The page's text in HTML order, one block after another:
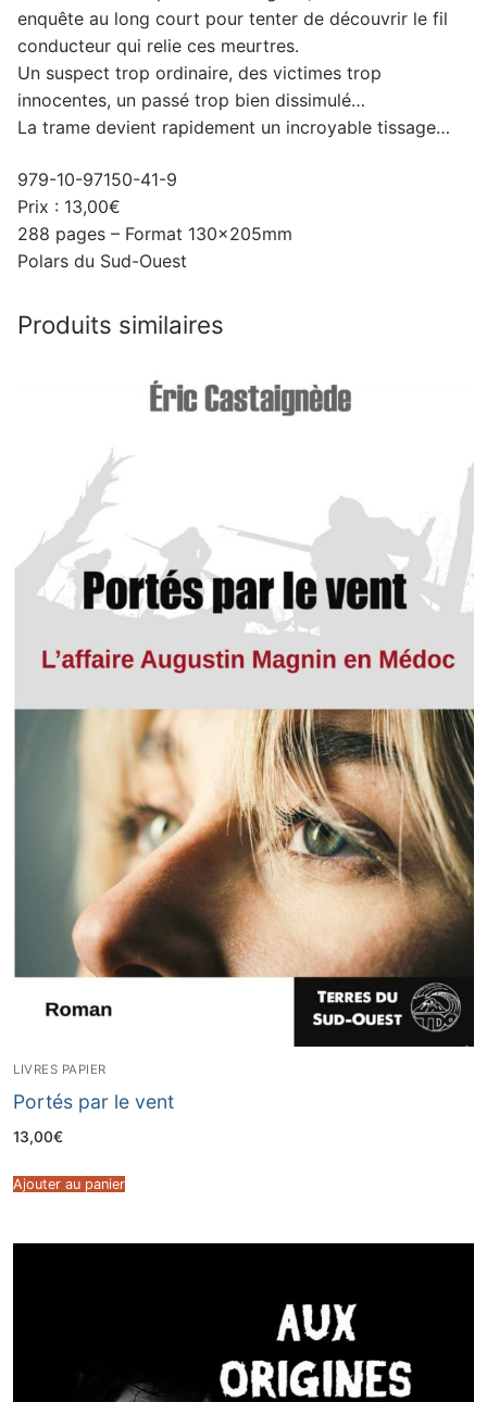
enquête au long court pour tenter de découvrir le fil
conducteur qui relie ces meurtres.
Un suspect trop ordinaire, des victimes trop
innocentes, un passé trop bien dissimulé…
La trame devient rapidement un incroyable tissage…
979-10-97150-41-9
Prix : 13,00€
288 pages – Format 130x205mm
Polars du Sud-Ouest
Produits similaires
LIVRES PAPIER
Portés par le vent
13,00€
Ajouter au panier